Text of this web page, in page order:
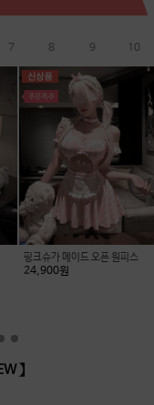
7 8 9 10
핑크슈가 메이드 오픈 원피스
24,900원
】